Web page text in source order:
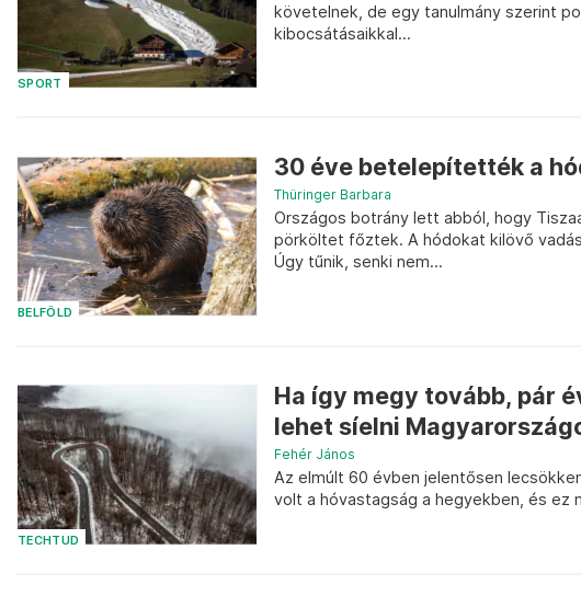
SPORT
követelnek, de egy tanulmány szerint
kibocsátásaikkal...
BELFÖLD
30 éve betelepítették a
Thüringer Barbara
Országos botrány lett abból, hogy
pörköltet főztek. A hódokat kilövő
Úgy tűnik, senki nem...
TECHTUD
Ha így megy tovább, pár
lehet síelni
Fehér János
Az elmúlt 60 évben jelentősen
volt a hóvastagság a hegyekben, és ez